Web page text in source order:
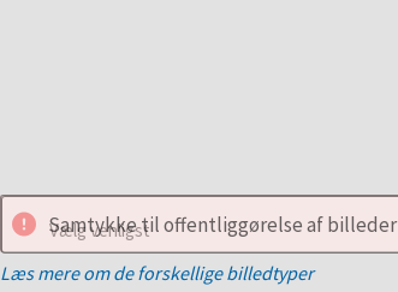
Vælg venligst
Samtykke til offentliggørelse af billeder
Læs mere om de forskellige billedtyper